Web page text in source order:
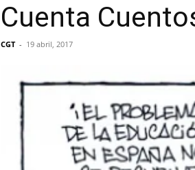
Cuenta
CGT - 19 abril, 2017